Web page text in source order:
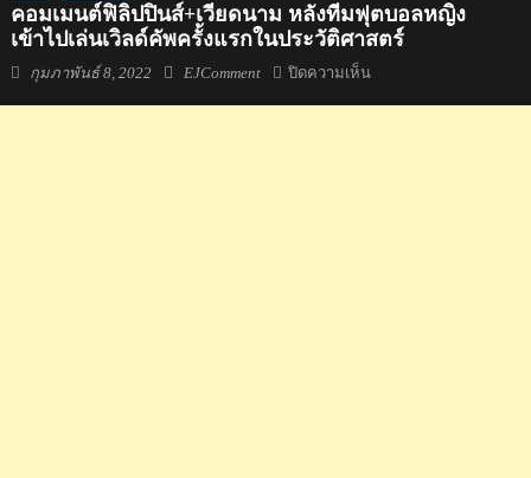
คอมเมนต์ฟิลิปปินส์+เวียดนาม หลังทีมฟุตบอลหญิง
เข้าไปเล่นเวิลด์คัพครั้งแรกในประวัติศาสตร์
Posted
กุมภาพันธ์ 8, 2022 Author
EJComment ปิดความเห็นบน